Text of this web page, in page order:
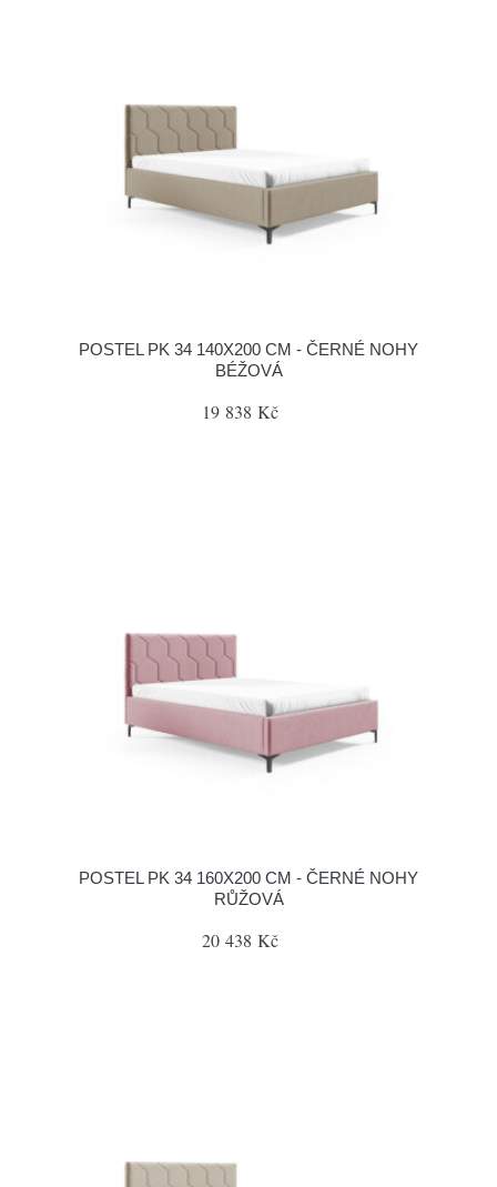
POSTEL PK 34 140X200 CM - ČERNÉ NOHY
BÉŽOVÁ
19 838 Kč
POSTEL PK 34 160X200 CM - ČERNÉ NOHY
RŮŽOVÁ
20 438 Kč